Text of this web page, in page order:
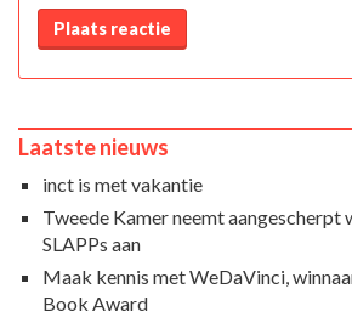
Plaats reactie
Laatste nieuws
inct is met vakantie
Tweede Kamer neemt
SLAPPs aan
Maak kennis met WeDaVinci,
Book Award